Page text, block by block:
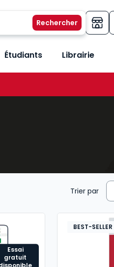
métiers
le sous-menu Vos besoins
Étudiants Librairie
Trier par
Essai
gratuit
BEST-SELLER